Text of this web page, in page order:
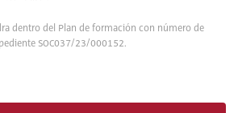
dentro del Plan de formación con número de
SOC037/23/000152.